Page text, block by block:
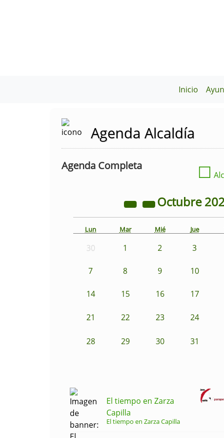
Inicio
Agenda Alcaldía
Agenda Completa ☐
Octubre
Lun Mar Mié Jue
30 1 2 3
7 8 9 10
14 15 16 17
21 22 23 24
28 29 30 31
El tiempo en Zarza
Capilla
El tiempo en Zarza Capilla